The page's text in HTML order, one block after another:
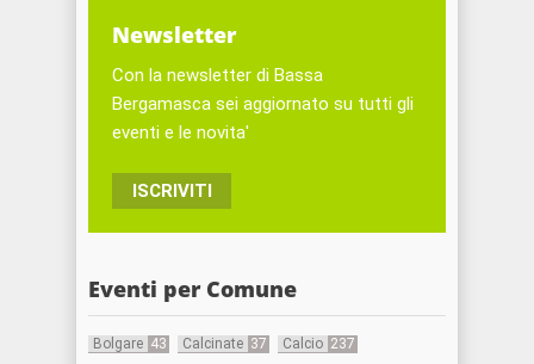
Newsletter
Con la newsletter di Bassa
Bergamasca sei aggiornato su tutti gli
eventi e le novita'
ISCRIVITI
Eventi per Comune
Bolgare 43 Calcinate 37 Calcio 237